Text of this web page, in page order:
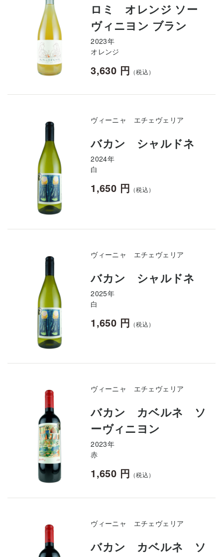
ロミ オレンジ ソー
ヴィニヨン ブラン
2023年
オレンジ
3,630 円 （税込）
ヴィーニャ エチェヴェリア
バカン シャルドネ
2024年
白
1,650 円 （税込）
ヴィーニャ エチェヴェリア
バカン シャルドネ
2025年
白
1,650 円 （税込）
ヴィーニャ エチェヴェリア
バカン カベルネ ソ
ーヴィニヨン
2023年
赤
1,650 円 （税込）
ヴィーニャ エチェヴェリア
バカン カベルネ ソ